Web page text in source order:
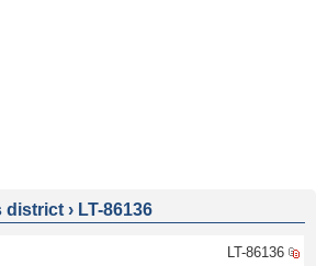
district › LT-86136
LT-86136